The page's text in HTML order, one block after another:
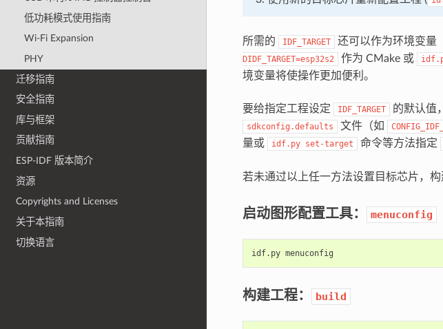
低功耗模式使用指南
Wi-Fi Expansion
PHY
迁移指南
安全指南
库与框架
贡献指南
ESP-IDF 版本简介
资源
Copyrights and Licenses
关于本指南
切换语言
所需的 IDF_TARGET 还可以作为环境变量
DIDF_TARGET=esp32s2
作为 CMake 或
境变量将使操作更加便利。
要给指定工程设定 IDF_TARGET 的默认值
sdkconfig.defaults 文件（如
量或
idf.py set-target 命令等方法指定
若未通过以上任一方法设置目标芯片，
启动图形配置工具： menuconfig
idf.py
构建工程： build